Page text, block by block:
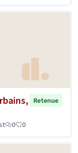
Retenue
0 0